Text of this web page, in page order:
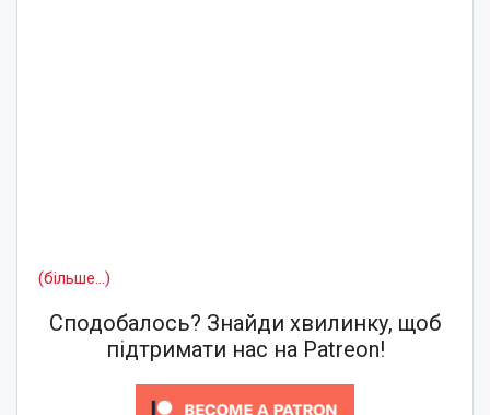
(більше…)
Сподобалось? Знайди хвилинку, щоб
підтримати нас на Patreon!